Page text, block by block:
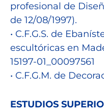
profesional de
de 12/08/1997).
• C.F.G.S. de
escultóricas en
15197-01_00097561
• C.F.G.M. de
ESTUDIOS